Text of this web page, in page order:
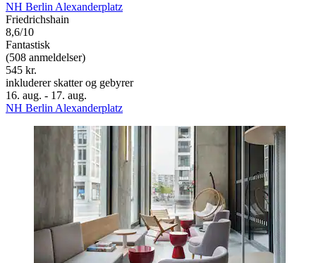
NH Berlin Alexanderplatz
Friedrichshain
8,6/10
Fantastisk
(508 anmeldelser)
545 kr.
inkluderer skatter og gebyrer
16. aug. - 17. aug.
NH Berlin Alexanderplatz